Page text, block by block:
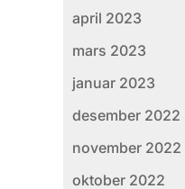
april 2023
mars 2023
januar 2023
desember 2022
november 2022
oktober 2022